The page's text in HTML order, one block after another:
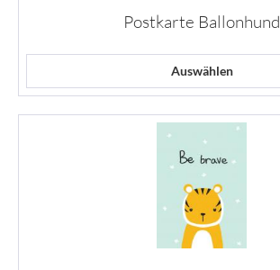
Postkarte Ballonhund
Auswählen